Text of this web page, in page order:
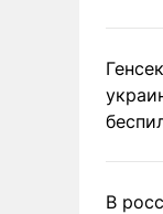
В